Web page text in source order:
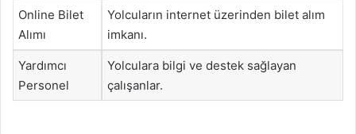
Online Bilet
Alımı
Yolcuların internet üzerinden bilet alım
imkanı.
Yardımcı
Personel
Yolculara bilgi ve destek sağlayan
çalışanlar.